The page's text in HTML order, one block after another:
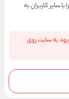
سایر کاربران به
به سایت روی